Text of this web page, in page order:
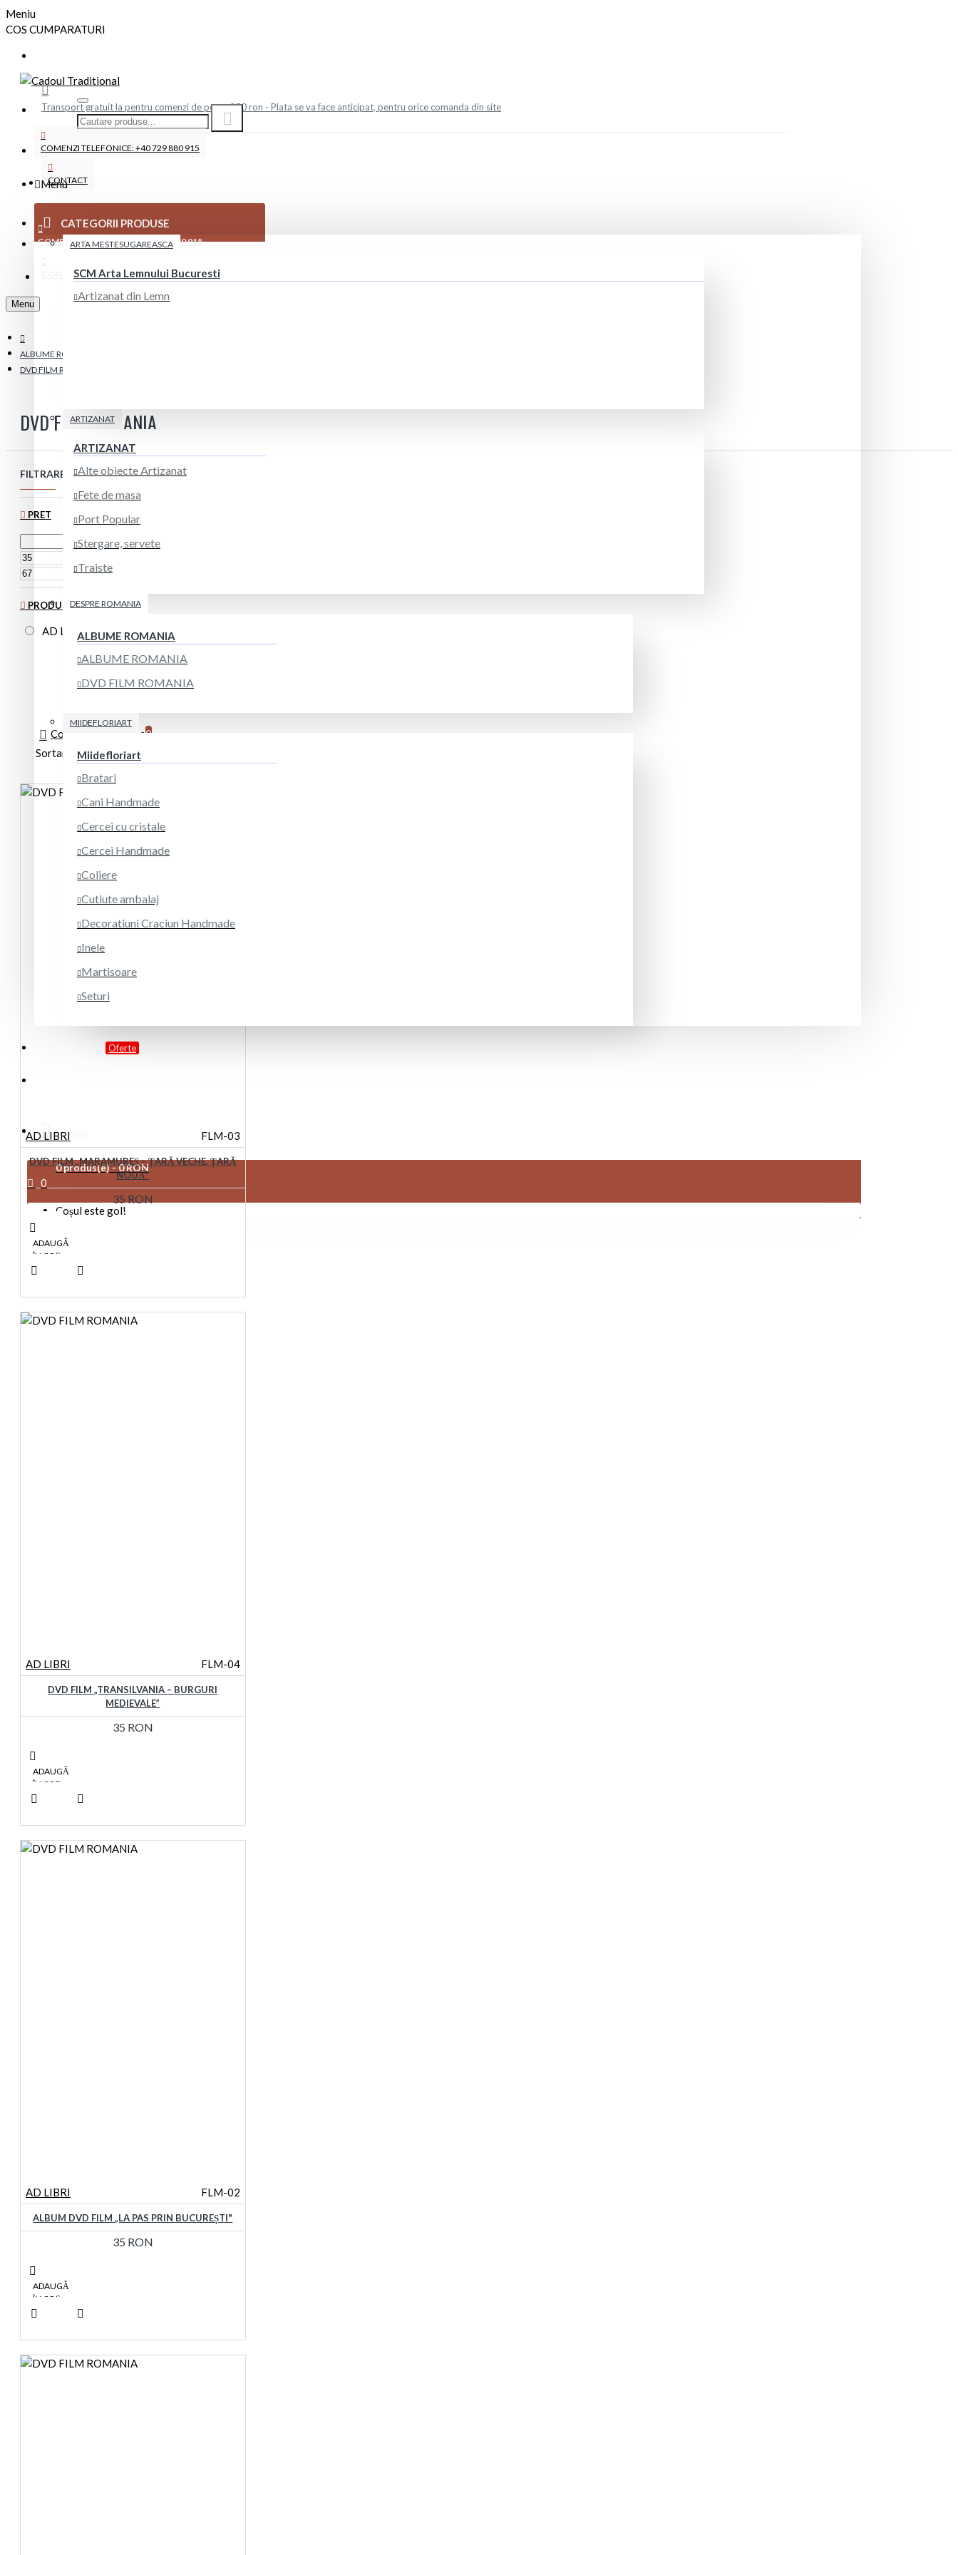
Meniu
COS CUMPARATURI
Transport gratuit la pentru comenzi de peste 250 ron - Plata se va face anticipat, pentru orice comanda din site
COMENZI TELEFONICE: +40 729 880 915
CONTACT
Menu
CATEGORII PRODUSE
ARTA MESTESUGAREASCA
SCM Arta Lemnului Bucuresti
Artizanat din Lemn
ARTIZANAT
ARTIZANAT
Alte obiecte Artizanat
Fete de masa
Port Popular
Stergare, servete
Traiste
DESPRE ROMANIA
ALBUME ROMANIA
ALBUME ROMANIA
DVD FILM ROMANIA
MIIDEFLORIART
Miidefloriart
Bratari
Cani Handmade
Cercei cu cristale
Cercei Handmade
Coliere
Cutiute ambalaj
Decoratiuni Craciun Handmade
Inele
Martisoare
Seturi
Oferte
Cont client
0 produs(e) - 0 RON
0
Coșul este gol!
COMENZI TELEFONICE: +40 729 880 915
CONTACT
Menu
ALBUME ROMANIA
DVD FILM ROMANIA
DVD FILM ROMANIA
FILTRARE PRODUSE Resetare
PRET
PRODUCATOR
AD LIBRI
Comparare Produse0
Sortare
AD LIBRI FLM-03
DVD FILM „MARAMUREȘ – ȚARĂ VECHE, ȚARĂ
NOUĂ"
35 RON
ADAUGĂ
ÎN COŞ
AD LIBRI FLM-04
DVD FILM „TRANSILVANIA – BURGURI
MEDIEVALE”
35 RON
ADAUGĂ
ÎN COŞ
AD LIBRI FLM-02
ALBUM DVD FILM „LA PAS PRIN BUCUREȘTI"
35 RON
ADAUGĂ
ÎN COŞ